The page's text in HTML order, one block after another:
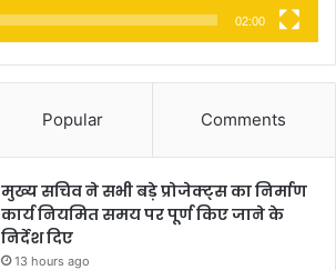
02:00
Popular Comments
मुख्य सचिव ने सभी बड़े प्रोजेक्ट्स का निर्माण
कार्य नियमित समय पर पूर्ण किए जाने के
निर्देश दिए
13 hours ago